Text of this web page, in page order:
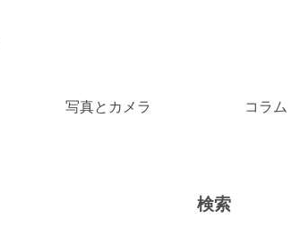
写真とカメラ コラム
検索